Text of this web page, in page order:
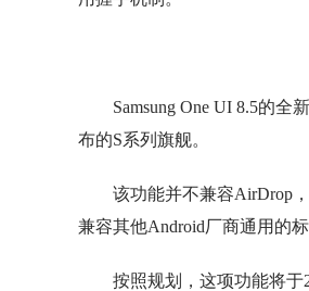
Samsung One UI 8.5的
布的S系列旗舰。
该功能并不兼容AirDrop
兼容其他Android厂商通用的标
按照规划，这项功能将